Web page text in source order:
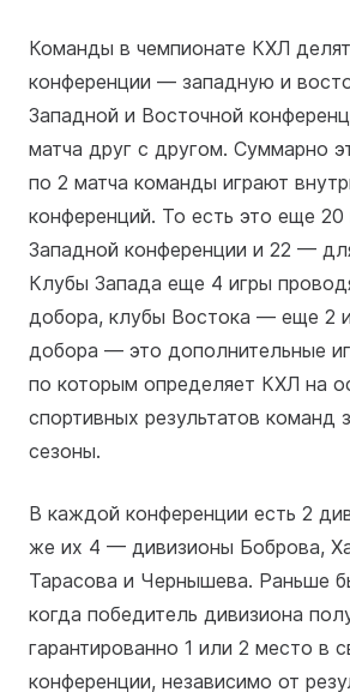
Команды в чемпионате КХЛ
конференции — западную и
Западной и Восточной
матча друг с другом. Суммарно
по 2 матча команды играют
конференций. То есть это еще
Западной конференции и 22 —
Клубы Запада еще 4 игры
добора, клубы Востока — еще 2
добора — это дополнительные
по которым определяет КХЛ на
спортивных результатов команд
сезоны.
В каждой конференции есть 2
же их 4 — дивизионы Боброва,
Тарасова и Чернышева. Раньше
когда победитель дивизиона
гарантированно 1 или 2 место в
конференции, независимо от